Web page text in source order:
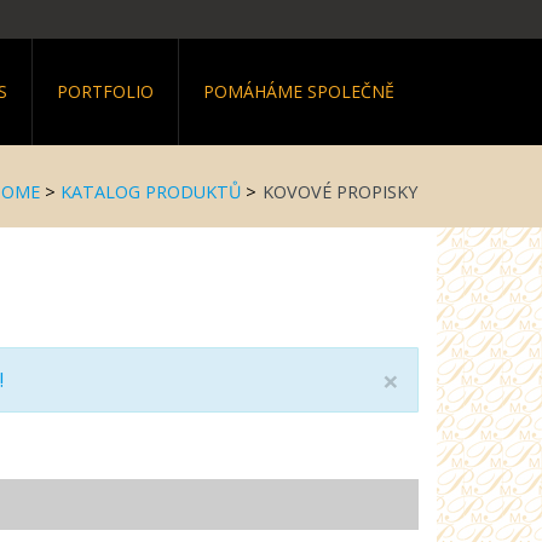
PORTFOLIO POMÁHÁME SPOLEČNĚ
> KATALOG PRODUKTŮ > KOVOVÉ PROPISKY
×